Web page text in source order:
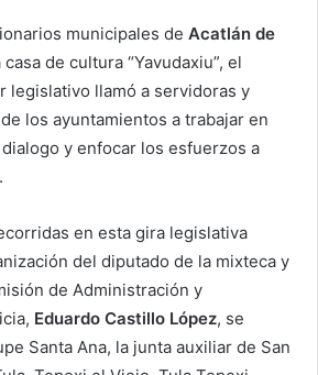
municipales de Acatlán de
de cultura “Yavudaxiu”, el
legislativo llamó a servidoras y
los ayuntamientos a trabajar en
y enfocar los esfuerzos a
en esta gira legislativa
del diputado de la mixteca y
de Administración y
Eduardo Castillo López, se
Santa Ana, la junta auxiliar de San